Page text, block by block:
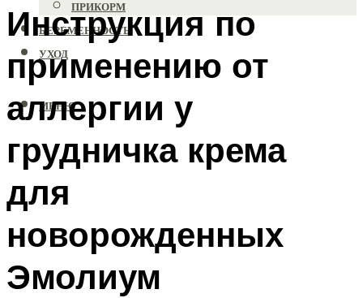
ПРИКОРМ
БЕРЕМЕННОСТЬ
УХОД
МЕНЮ
Инструкция по
применению от
аллергии у
грудничка крема
для
новорожденных
Эмолиум